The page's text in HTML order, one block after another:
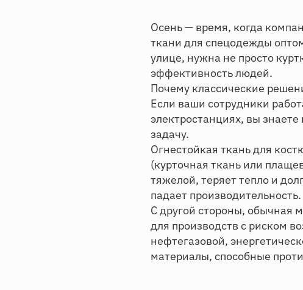
Осень — время, когда
ткани для спецодежды
улице, нужна не просто
эффективность людей.
Почему классические
Если ваши сотрудники
электростанциях, вы
задачу.
Огнестойкая ткань для
(курточная ткань или
тяжелой, теряет тепло и
падает производительность.
С другой стороны, обычная
для производств с риском
нефтегазовой,
материалы, способные